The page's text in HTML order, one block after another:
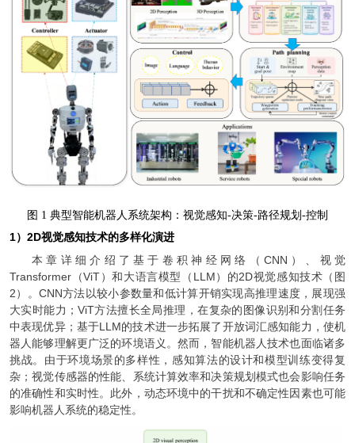
图 1 典型智能机器人系统架构：视觉感知-决策-路径规划-控制
1）2D视觉感知技术的多样化演进
本章详细介绍了基于卷积神经网络（CNN）、视觉
Transformer（ViT）和大语言模型（LLM）的2D视觉感知技术（图
2）。CNN方法以较小参数量和低计算开销实现高推理速度，展现强
大实时能力；ViT方法擅长全局推理，在复杂的图像识别和分割任务
中表现优异；基于LLM的技术进一步拓展了开放词汇感知能力，使机
器人能够理解更广泛的环境语义。然而，智能机器人技术也面临诸多
挑战。由于环境场景的多样性，感知算法的设计和模型训练变得复
杂；视觉传感器的性能、系统计算效率和决策规划模式也会影响任务
的准确性和实时性。此外，动态环境中的干扰和不确定性因素也可能
影响机器人系统的稳定性。